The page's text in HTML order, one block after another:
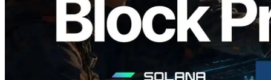
Đọc bài viết này